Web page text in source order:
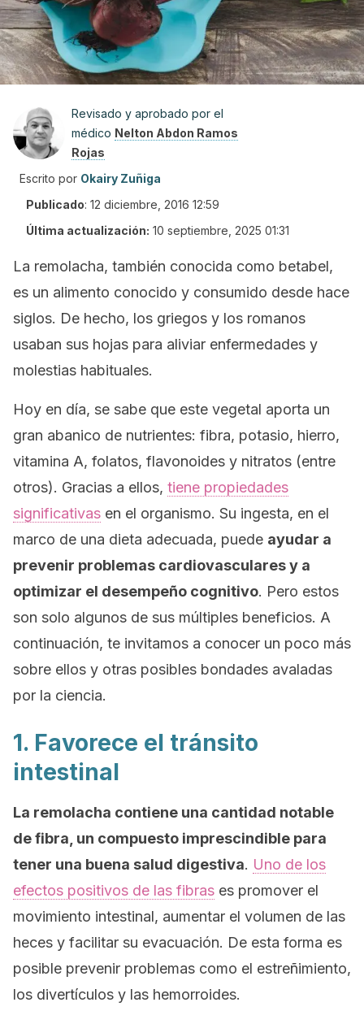
Revisado y aprobado por el
médico Nelton Abdon Ramos
Rojas
Escrito por Okairy Zuñiga
Publicado: 12 diciembre, 2016 12:59
Última actualización: 10 septiembre, 2025 01:31
La remolacha, también conocida como betabel,
es un alimento conocido y consumido desde hace
siglos. De hecho, los griegos y los romanos
usaban sus hojas para aliviar enfermedades y
molestias habituales.
Hoy en día, se sabe que este vegetal aporta un
gran abanico de nutrientes: fibra, potasio, hierro,
vitamina A, folatos, flavonoides y nitratos (entre
otros). Gracias a ellos, tiene propiedades
significativas en el organismo. Su ingesta, en el
marco de una dieta adecuada, puede ayudar a
prevenir problemas cardiovasculares y a
optimizar el desempeño cognitivo. Pero estos
son solo algunos de sus múltiples beneficios. A
continuación, te invitamos a conocer un poco más
sobre ellos y otras posibles bondades avaladas
por la ciencia.
1. Favorece el tránsito
intestinal
La remolacha contiene una cantidad notable
de fibra, un compuesto imprescindible para
tener una buena salud digestiva. Uno de los
efectos positivos de las fibras es promover el
movimiento intestinal, aumentar el volumen de las
heces y facilitar su evacuación. De esta forma es
posible prevenir problemas como el estreñimiento,
los divertículos y las hemorroides.